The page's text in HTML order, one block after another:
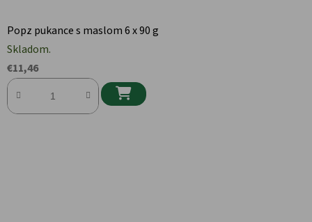
Popz pukance s maslom 6 x 90 g
Skladom.
€11,46
